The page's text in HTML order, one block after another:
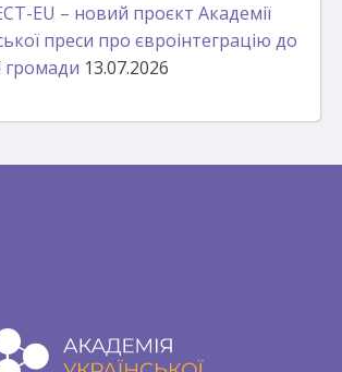
EU – новий проєкт Академії
преси про євроінтеграцію до
громади 13.07.2026